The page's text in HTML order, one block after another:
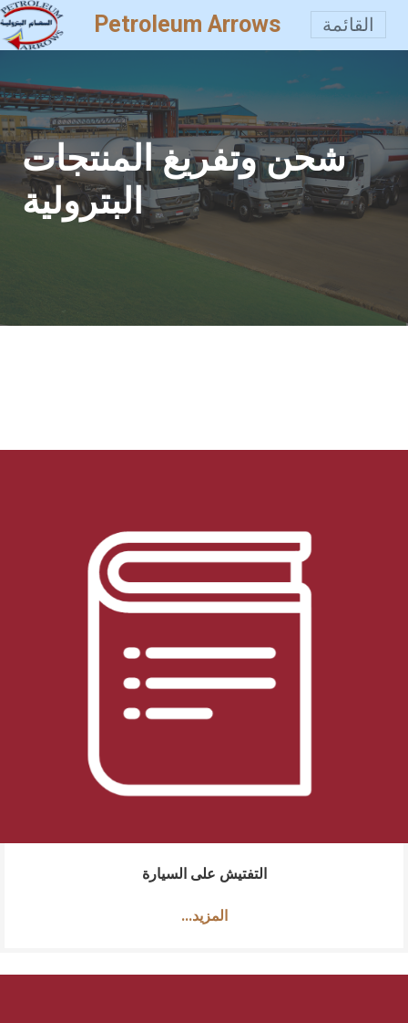
Petroleum Arrows القائمة
شحن وتفريغ المنتجات
البترولية
التفتيش على السيارة
...المزيد